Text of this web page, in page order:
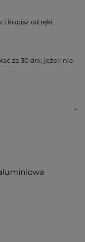
i kupisz od ręki
za 30 dni, jeżeli nie